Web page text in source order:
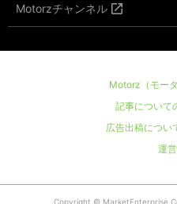
Motorzチャンネル
Motorz（モー
記事について
広告出稿につい
運
Copyright © MarketEnterprise